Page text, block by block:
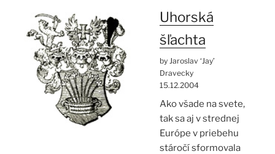
Uhorská
šľachta
by Jaroslav ‘Jay’
Dravecky
15.12.2004
Ako všade na svete,
tak sa aj v strednej
Európe v priebehu
stáročí sformovala